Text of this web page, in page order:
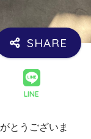
LINE
とうございま